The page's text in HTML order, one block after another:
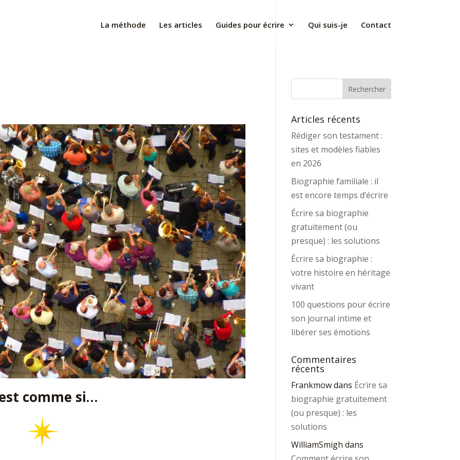
La méthode Les articles Guides pour écrire Qui suis-je Contact
comme si…
Articles récents
Rédiger son testament :
sites et modèles fiables
en 2026
Biographie familiale : il
est encore temps d’écrire
Écrire sa biographie
gratuitement (ou
presque) : les solutions
Écrire sa biographie :
votre histoire en héritage
vivant
100 questions pour écrire
son journal intime et
libérer ses émotions
Commentaires
récents
Frankmowdans Écrire sa
biographie gratuitement
(ou presque) : les
solutions
WilliamSmigh dans